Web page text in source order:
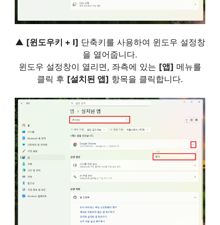
▲ [윈도우키 + I] 단축키를 사용하여 윈도우 설정창
을 열어줍니다.
윈도우 설정창이 열리면, 좌측에 있는 [앱] 메뉴를
클릭 후 [설치된 앱] 항목을 클릭합니다.